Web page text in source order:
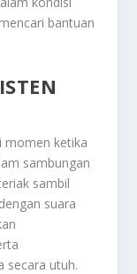
bantuan
momen ketika
sambungan
sambil
suara
secara utuh.